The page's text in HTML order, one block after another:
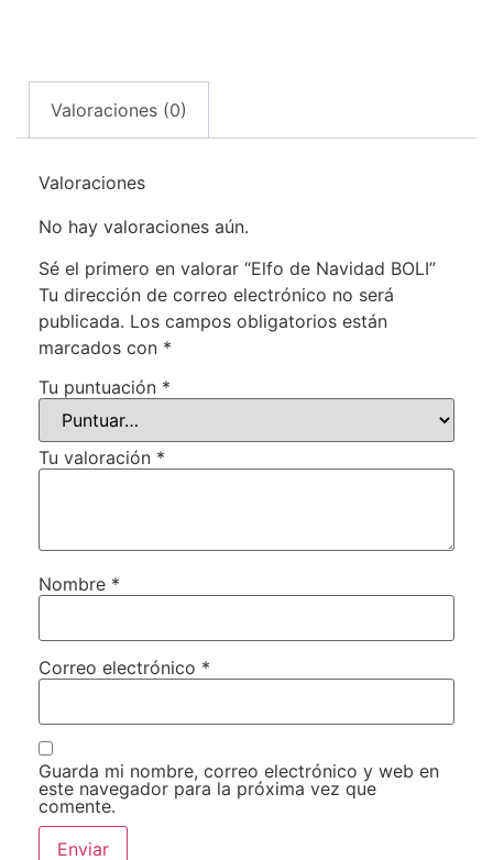
Valoraciones (0)
Valoraciones
No hay valoraciones aún.
Sé el primero en valorar “Elfo de Navidad BOLI”
Tu dirección de correo electrónico no será
publicada. Los campos obligatorios están
marcados con *
Tu puntuación *
Tu valoración *
Nombre *
Correo electrónico *
Guarda mi nombre, correo electrónico y web en
este navegador para la próxima vez que
comente.